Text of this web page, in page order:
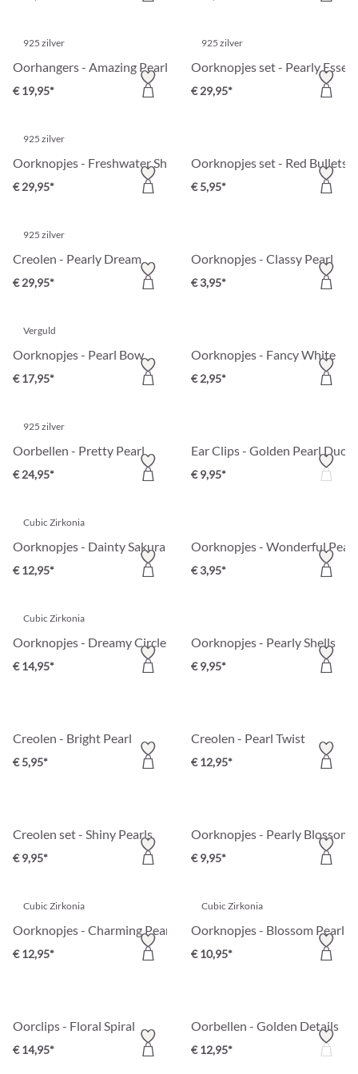
925 zilver
Oorhangers - Amazing Pearl
€ 19,95*
925 zilver
Oorknopjes set - Pearly
€ 29,95*
925 zilver
Oorknopjes - Freshwater Shells
€ 29,95*
Oorknopjes set - Red Bullets
€ 5,95*
925 zilver
Creolen - Pearly Dream
€ 29,95*
Oorknopjes - Classy Pearl
€ 3,95*
Verguld
Oorknopjes - Pearl Bow
€ 17,95*
Oorknopjes - Fancy White
€ 2,95*
925 zilver
Oorbellen - Pretty Pearl
€ 24,95*
Ear Clips - Golden Pearl Duo
€ 9,95*
Cubic Zirkonia
Oorknopjes - Dainty Sakura
€ 12,95*
Oorknopjes - Wonderful
€ 3,95*
Cubic Zirkonia
Oorknopjes - Dreamy Circle
€ 14,95*
Oorknopjes - Pearly Shells
€ 9,95*
Creolen - Bright Pearl
€ 5,95*
Creolen - Pearl Twist
€ 12,95*
Creolen set - Shiny Pearls
€ 9,95*
Oorknopjes - Pearly Blossom
€ 9,95*
Cubic Zirkonia
Oorknopjes - Charming Pearl
€ 12,95*
Cubic Zirkonia
Oorknopjes - Blossom Pearl
€ 10,95*
Oorclips - Floral Spiral
€ 14,95*
Oorbellen - Golden Details
€ 12,95*